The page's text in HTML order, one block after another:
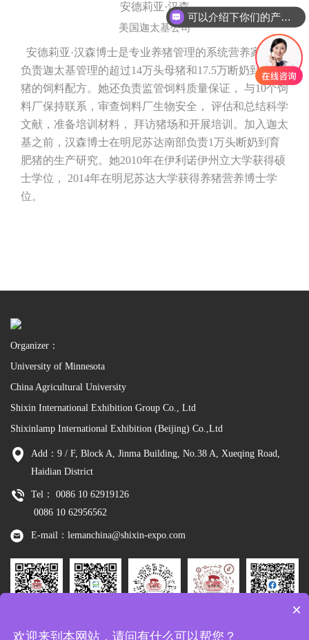
安德莉亚·汉森
美国迦太基公司
安德莉亚·汉森博士是专业养猪管理的系统营养家。她
负责迦太基管理的超过14万头母猪和17.5万断奶到育肥
猪的饲料配方。她还负责监管饲料质量保证， 与10个饲
料厂保持联系，审查饲料厂生物安全， 评估和总结科学
文献，准备培训材料， 拜访猪场和开展培训。加入迦太
基之前，汉森博士在明尼苏达南部负责1万头断奶到育
肥猪的生产研究。她2010年在伊利诺伊州立大学获得硕
士学位， 2014年在明尼苏达大学获得养猪营养博士学
位。
Organizer：
University of Minnesota
China Agricultural University
Shixin International Exhibition Group Co., Ltd
Shixinlamp International Exhibition (Beijing) Co.,Ltd
Add：9 / F, Block A, Jinma Building, No.38 A, Xueqing Road,
Haidian District
Tel： 0086 10 62919126
0086 10 62956562
E-mail：lemanchina@shixin-expo.com
可以介绍下你们的产品么
你们是怎么收费的呢
×
欢迎来到本网站，请问有什么可以帮您？